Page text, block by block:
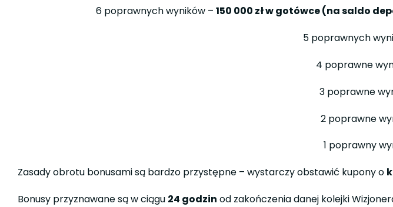
6 poprawnych wyników – 150 000 zł w gotówce (na saldo
5 poprawnych
4 poprawne
3 poprawne
2 poprawne
1 poprawny
Zasady obrotu bonusami są bardzo przystępne – wystarczy obstawić kupony o
Bonusy przyznawane są w ciągu 24 godzin od zakończenia danej kolejki